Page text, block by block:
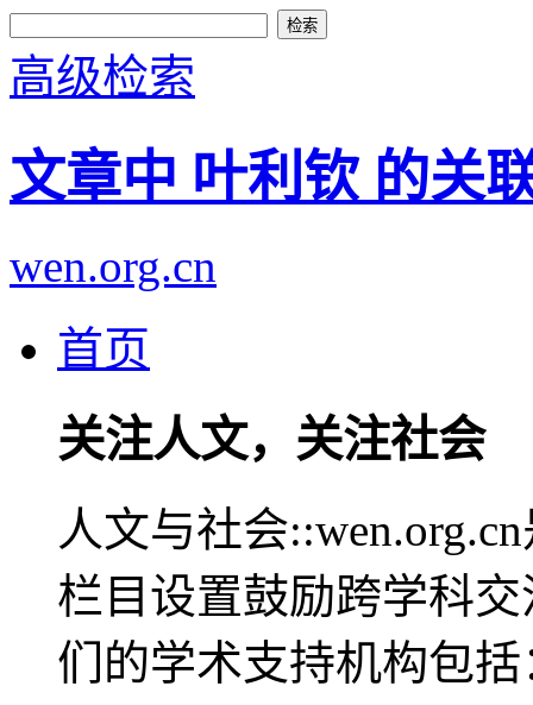
高级检索
文章中 叶利钦 的关
wen.org.cn
首页
关注人文，关注社会
人文与社会
栏目设置鼓励跨学科
们的学术支持机构包